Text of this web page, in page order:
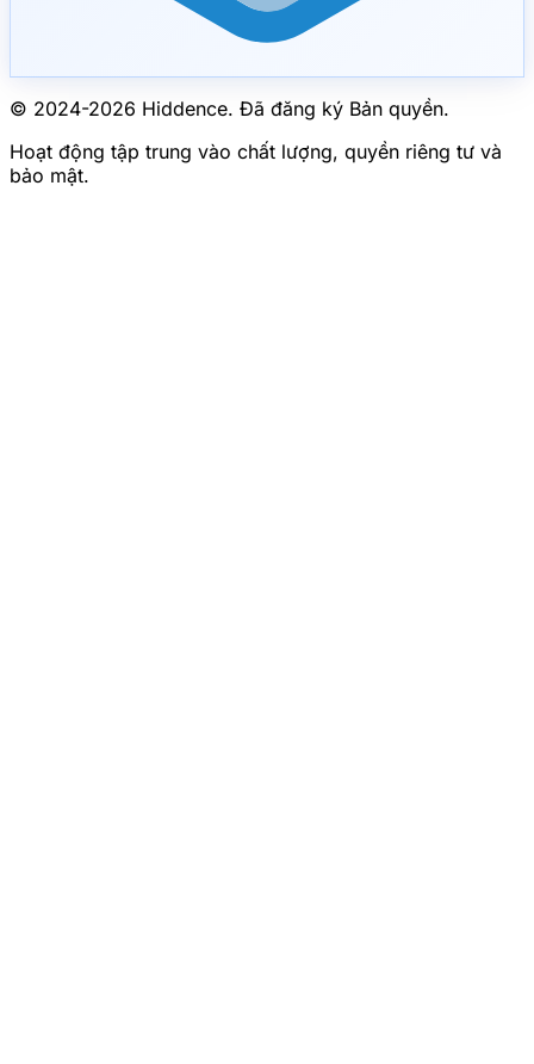
© 2024-2026 Hiddence. Đã đăng ký Bản quyền.
Hoạt động tập trung vào chất lượng, quyền riêng tư và
bảo mật.